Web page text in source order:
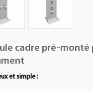
cadre pré-monté
et simple :